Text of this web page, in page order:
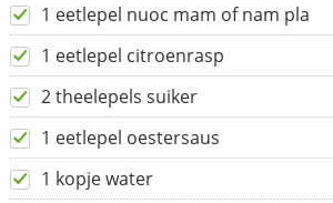
1 eetlepel nuoc mam of nam pla
1 eetlepel citroenrasp
2 theelepels suiker
1 eetlepel oestersaus
1 kopje water